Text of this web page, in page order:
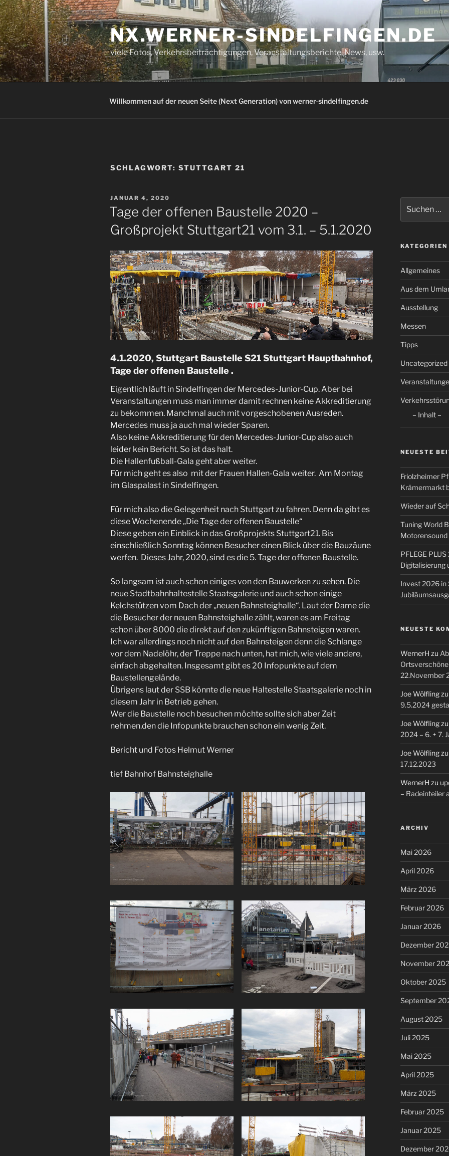
Zum
Inhalt
springen
NX.WERNER-SINDELFINGEN.DE
viele Fotos, Verkehrsbeiträchtigungen, Veranstaltungsberichte, News, usw.
Willkommen auf der neuen Seite (Next Generation) von werner-sindelfingen.de
SCHLAGWORT: STUTTGART 21
VERÖFFENTLICHT
AM
JANUAR 4, 2020
Tage der offenen Baustelle 2020 –
Großprojekt Stuttgart21 vom 3.1. – 5.1.2020
4.1.2020, Stuttgart Baustelle S21 Stuttgart Hauptbahnhof,
Tage der offenen Baustelle .
Eigentlich läuft in Sindelfingen der Mercedes-Junior-Cup. Aber bei
Veranstaltungen muss man immer damit rechnen keine Akkreditierung
zu bekommen. Manchmal auch mit vorgeschobenen Ausreden.
Mercedes muss ja auch mal wieder Sparen.
Also keine Akkreditierung für den Mercedes-Junior-Cup also auch
leider kein Bericht. So ist das halt.
Die Hallenfußball-Gala geht aber weiter.
Für mich geht es also mit der Frauen Hallen-Gala weiter. Am Montag
im Glaspalast in Sindelfingen.
Für mich also die Gelegenheit nach Stuttgart zu fahren. Denn da gibt es
diese Wochenende „Die Tage der offenen Baustelle“
Diese geben ein Einblick in das Großprojekts Stuttgart21. Bis
einschließlich Sonntag können Besucher einen Blick über die Bauzäune
werfen. Dieses Jahr, 2020, sind es die 5. Tage der offenen Baustelle.
So langsam ist auch schon einiges von den Bauwerken zu sehen. Die
neue Stadtbahnhaltestelle Staatsgalerie und auch schon einige
Kelchstützen vom Dach der „neuen Bahnsteighalle“. Laut der Dame die
die Besucher der neuen Bahnsteighalle zählt, waren es am Freitag
schon über 8000 die direkt auf den zukünftigen Bahnsteigen waren.
Ich war allerdings noch nicht auf den Bahnsteigen denn die Schlange
vor dem Nadelöhr, der Treppe nach unten, hat mich, wie viele andere,
einfach abgehalten. Insgesamt gibt es 20 Infopunkte auf dem
Baustellengelände.
Übrigens laut der SSB könnte die neue Haltestelle Staatsgalerie noch in
diesem Jahr in Betrieb gehen.
Wer die Baustelle noch besuchen möchte sollte sich aber Zeit
nehmen.den die Infopunkte brauchen schon ein wenig Zeit.
Bericht und Fotos Helmut Werner
tief Bahnhof Bahnsteighalle
nach:
KATEGORIEN
Allgemeines
Aus dem
Ausstellung
Messen
Tipps
Uncategorized
– Inhalt –
NEUESTE
Friolzheimer
Krämermarkt
Wieder auf
Tuning World
PFLEGE
Digitalisierung
Invest 2026 in
NEUESTE
WernerH zu
22.November
Joe Wölflingzu
9.5.2024
Joe Wölflingzu
2024 – 6. + 7.
Joe Wölflingzu
17.12.2023
WernerH zu
– Radeinteiler
ARCHIV
Mai 2026
April 2026
März 2026
Februar 2026
Januar 2026
Dezember
November
Oktober 2025
September
August 2025
Juli 2025
Mai 2025
April 2025
März 2025
Februar 2025
Januar 2025
Dezember